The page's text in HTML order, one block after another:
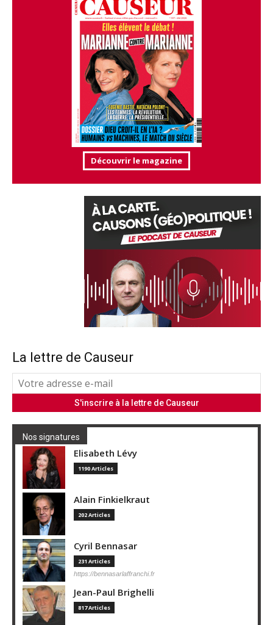
Découvrir le magazine
La lettre de Causeur
Nos signatures
Elisabeth Lévy
1190 Articles
Alain Finkielkraut
202 Articles
Cyril Bennasar
231 Articles
https://bennasarlaffranchi.fr
Jean-Paul Brighelli
817 Articles